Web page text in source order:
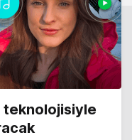
teknolojisiyle